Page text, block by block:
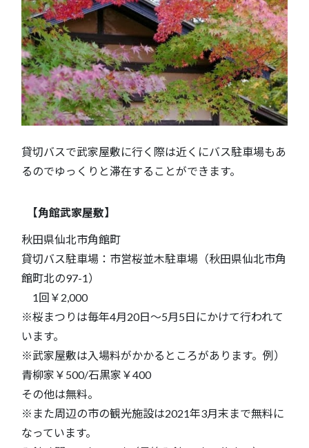
貸切バスで武家屋敷に行く際は近くにバス駐車場もあ
るのでゆっくりと滞在することができます。
【角館武家屋敷】
秋田県仙北市角館町
貸切バス駐車場：市営桜並木駐車場（秋田県仙北市角
館町北の97-1）
1回￥2,000
※桜まつりは毎年4月20日～5月5日にかけて行われて
います。
※武家屋敷は入場料がかかるところがあります。例）
青柳家￥500/石黒家￥400
その他は無料。
※また周辺の市の観光施設は2021年3月末まで無料に
なっています。